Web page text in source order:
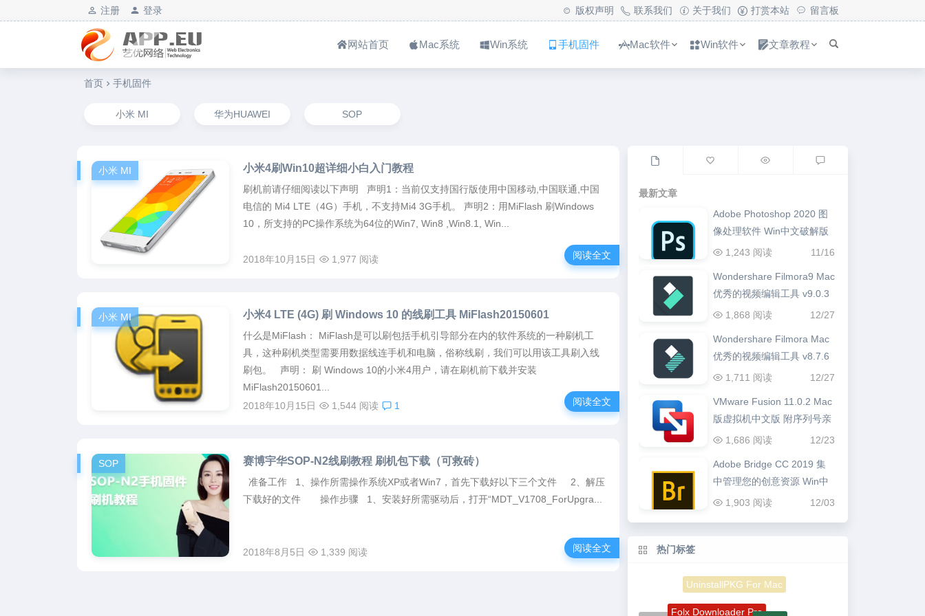
注册 登录 版权声明 联系我们 关于我们 打赏本站 留言板
艺优软件乐园
网站首页 Mac系统 Win系统 手机固件 Mac软件 Win软件 文章教程
首页 手机固件
小米 MI 华为HUAWEI SOP
小米 MI 小米4刷Win10超详细小白入门教程
刷机前请仔细阅读以下声明 声明1：当前仅支持国行版使用中国移动,中国联通,中国
电信的 Mi4 LTE（4G）手机，不支持Mi4 3G手机。 声明2：用MiFlash 刷Windows
10，所支持的PC操作系统为64位的Win7, Win8 ,Win8.1, Win...
2018年10月15日 1,977 阅读 阅读全文
小米 MI 小米4 LTE (4G) 刷 Windows 10 的线刷工具 MiFlash20150601
什么是MiFlash： MiFlash是可以刷包括手机引导部分在内的软件系统的一种刷机工
具，这种刷机类型需要用数据线连手机和电脑，俗称线刷，我们可以用该工具刷入线
刷包。 声明： 刷 Windows 10的小米4用户，请在刷机前下载并安装
MiFlash20150601...
2018年10月15日
1,544 阅读 1 阅读全文
SOP 赛博宇华SOP-N2线刷教程 刷机包下载（可救砖）
准备工作 1、操作所需操作系统XP或者Win7，首先下载好以下三个文件 2、解压
下载好的文件 操作步骤 1、安装好所需驱动后，打开“MDT_V1708_ForUpgra...
2018年8月5日 1,339 阅读 阅读全文
最新文章
Adobe Photoshop 2020 图
像处理软件 Win中文破解版
11/16
1,243 阅读
Wondershare Filmora9 Mac
优秀的视频编辑工具 v9.0.3
12/27
1,868 阅读
Wondershare Filmora Mac
优秀的视频编辑工具 v8.7.6
12/27
1,711 阅读
VMware Fusion 11.0.2 Mac
版虚拟机中文版 附序列号亲
测可用
12/23
1,686 阅读
Adobe Bridge CC 2019 集
中管理您的创意资源 Win中
文版
12/03
1,903 阅读
热门标签
Folx Downloader Pro
Adobe